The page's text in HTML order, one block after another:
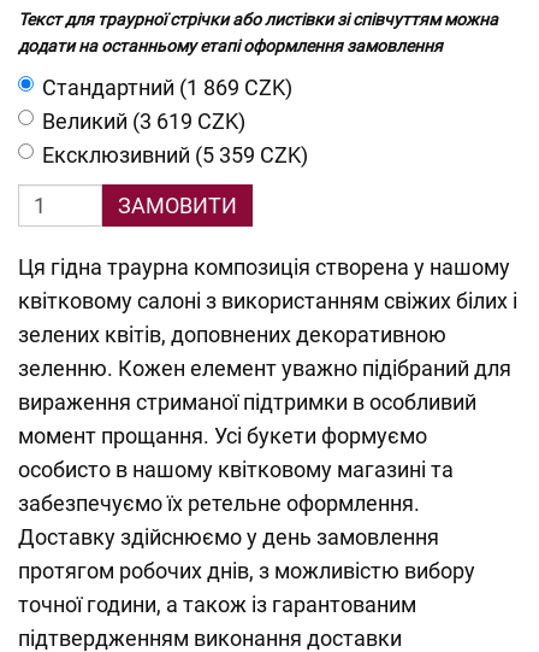
Текст для траурної стрічки або листівки зі співчуттям можна
додати на останньому етапі оформлення замовлення
Cтандартний (1 869 CZK)
Великий (3 619 CZK)
Ексклюзивний (5 359 CZK)
ЗАМОВИТИ
Ця гідна траурна композиція створена у нашому
квітковому салоні з використанням свіжих білих і
зелених квітів, доповнених декоративною
зеленню. Кожен елемент уважно підібраний для
вираження стриманої підтримки в особливий
момент прощання. Усі букети формуємо
особисто в нашому квітковому магазині та
забезпечуємо їх ретельне оформлення.
Доставку здійснюємо у день замовлення
протягом робочих днів, з можливістю вибору
точної години, а також із гарантованим
підтвердженням виконання доставки